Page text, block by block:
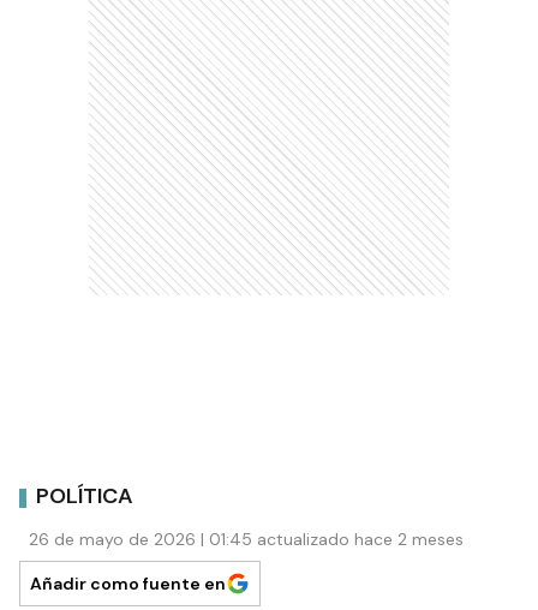
POLÍTICA
26 de mayo de 2026 | 01:45 actualizado hace 2 meses
Añadir como fuente en